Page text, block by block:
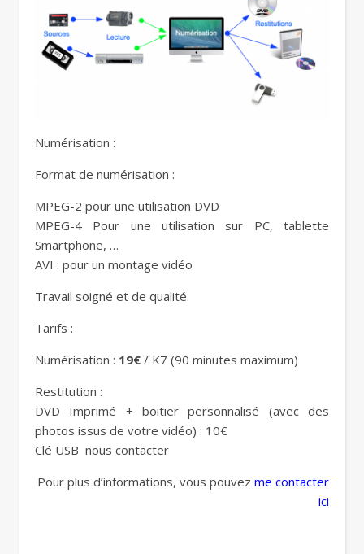
Numérisation :
Format de numérisation :
MPEG-2 pour une utilisation DVD
MPEG-4 Pour une utilisation sur PC, tablette
Smartphone, …
AVI : pour un montage vidéo
Travail soigné et de qualité.
Tarifs :
Numérisation : 19€ / K7 (90 minutes maximum)
Restitution :
DVD Imprimé + boitier personnalisé (avec des
photos issus de votre vidéo) : 10€
Clé USB nous contacter
Pour plus d’informations, vous pouvez me contacter
ici